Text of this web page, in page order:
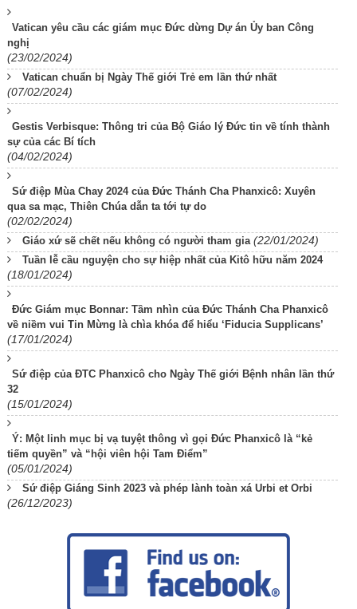
Vatican yêu cầu các giám mục Đức dừng Dự án Ủy ban Công
nghị
(23/02/2024)
Vatican chuẩn bị Ngày Thế giới Trẻ em lần thứ nhất
(07/02/2024)
Gestis Verbisque: Thông tri của Bộ Giáo lý Đức tin về tính thành
sự của các Bí tích
(04/02/2024)
Sứ điệp Mùa Chay 2024 của Đức Thánh Cha Phanxicô: Xuyên
qua sa mạc, Thiên Chúa dẫn ta tới tự do
(02/02/2024)
Giáo xứ sẽ chết nếu không có người tham gia (22/01/2024)
Tuần lễ cầu nguyện cho sự hiệp nhất của Kitô hữu năm 2024
(18/01/2024)
Đức Giám mục Bonnar: Tầm nhìn của Đức Thánh Cha Phanxicô
về niềm vui Tin Mừng là chìa khóa để hiểu ‘Fiducia Supplicans’
(17/01/2024)
Sứ điệp của ĐTC Phanxicô cho Ngày Thế giới Bệnh nhân lần thứ
32
(15/01/2024)
Ý: Một linh mục bị vạ tuyệt thông vì gọi Đức Phanxicô là “kẻ
tiếm quyền” và “hội viên hội Tam Điểm”
(05/01/2024)
Sứ điệp Giáng Sinh 2023 và phép lành toàn xá Urbi et Orbi
(26/12/2023)